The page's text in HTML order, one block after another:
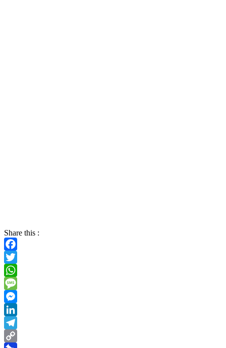
Share this :
Facebook
Twitter
WhatsApp
Message
Messenger
LinkedIn
Telegram